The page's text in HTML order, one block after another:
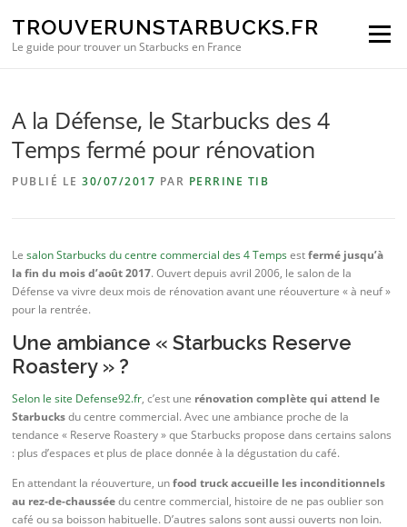
TROUVERUNSTARBUCKS.FR
Le guide pour trouver un Starbucks en France
Menu
A la Défense, le Starbucks des 4
Temps fermé pour rénovation
PUBLIÉ LE30/07/2017 PAR PERRINE TIB
Lesalon Starbucks du centre commercial des 4 Temps estfermé jusqu’à
la fin du mois d’août 2017. Ouvert depuis avril 2006, le salon de la
Défense va vivre deux mois de rénovation avant une réouverture « à neuf »
pour la rentrée.
Une ambiance « Starbucks Reserve
Roastery » ?
Selon le site Defense92.fr, c’est une rénovation complète qui attend le
Starbucksdu centre commercial. Avec une ambiance proche de la
tendance « Reserve Roastery » que Starbucks propose dans certains salons
: plus d’espaces et plus de place donnée à la dégustation du café.
En attendant la réouverture, unfood truck accueille les inconditionnels
au rez-de-chausséedu centre commercial, histoire de ne pas oublier son
café ou sa boisson habituelle. D’autres salons sont aussi ouverts non loin.